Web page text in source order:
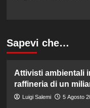
Sapevi che…
Attivisti ambientali
raffineria di un
Luigi Salemi 5 Agosto